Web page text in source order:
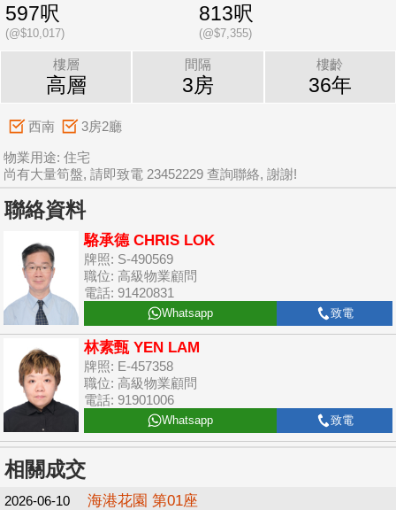
597呎
(@$10,017)
813呎
(@$7,355)
樓層
高層
間隔
3房
樓齡
36年
西南 3房2廳
物業用途: 住宅
尚有大量筍盤, 請即致電 23452229 查詢聯絡, 謝謝!
聯絡資料
駱承德 CHRIS LOK
牌照: S-490569
職位: 高級物業顧問
電話: 91420831
Whatsapp 致電
林素甄 YEN LAM
牌照: E-457358
職位: 高級物業顧問
電話: 91901006
Whatsapp 致電
相關成交
2026-06-10 海港花園 第01座